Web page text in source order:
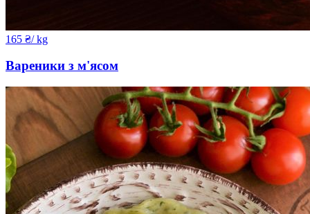
165 ₴/ kg
Вареники з м'ясом